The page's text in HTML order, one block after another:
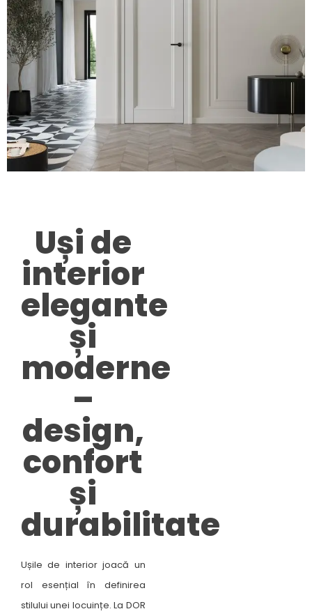
Uși de
interior
elegante
și
moderne
–
design,
confort
și
durabilitate​
Ușile de interior joacă un
rol esențial în definirea
stilului unei locuințe. La DOR